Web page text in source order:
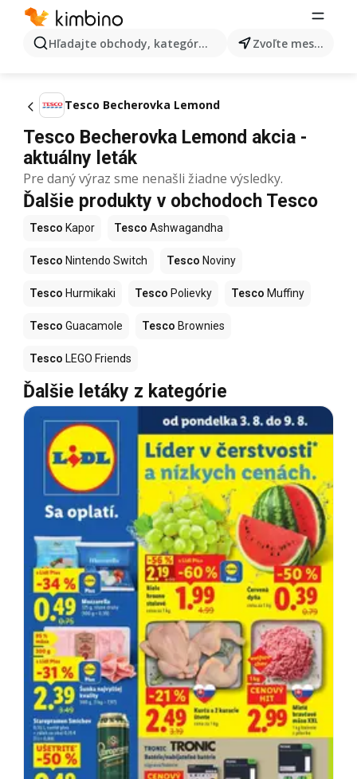
Hľadajte obchody, kategórie, produkty... Zvoľte mesto
Tesco Becherovka Lemond
Tesco Becherovka Lemond akcia -
aktuálny leták
Pre daný výraz sme nenašli žiadne výsledky.
Ďalšie produkty v obchodoch Tesco
Tesco Kapor Tesco Ashwagandha
Tesco Nintendo Switch Tesco Noviny
Tesco Hurmikaki Tesco Polievky Tesco Muffiny
Tesco Guacamole Tesco Brownies
Tesco LEGO Friends
Ďalšie letáky z kategórie